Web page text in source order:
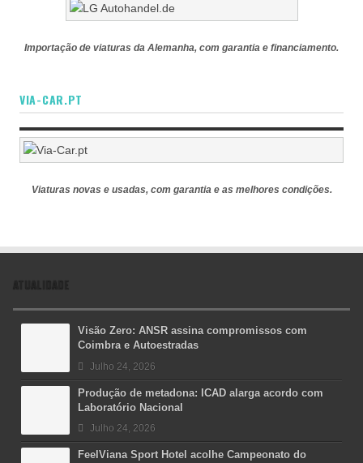
Importação de viaturas da Alemanha, com garantia e financiamento.
VIA-CAR.PT
Viaturas novas e usadas, com garantia e as melhores condições.
ATUALIDADE
Visão Zero: ANSR assina compromissos com
Coimbra e Autoestradas
Julho 24, 2026
Produção de metadona: ICAD alarga acordo com
Laboratório Nacional
Julho 24, 2026
FeelViana Sport Hotel acolhe Campeonato do